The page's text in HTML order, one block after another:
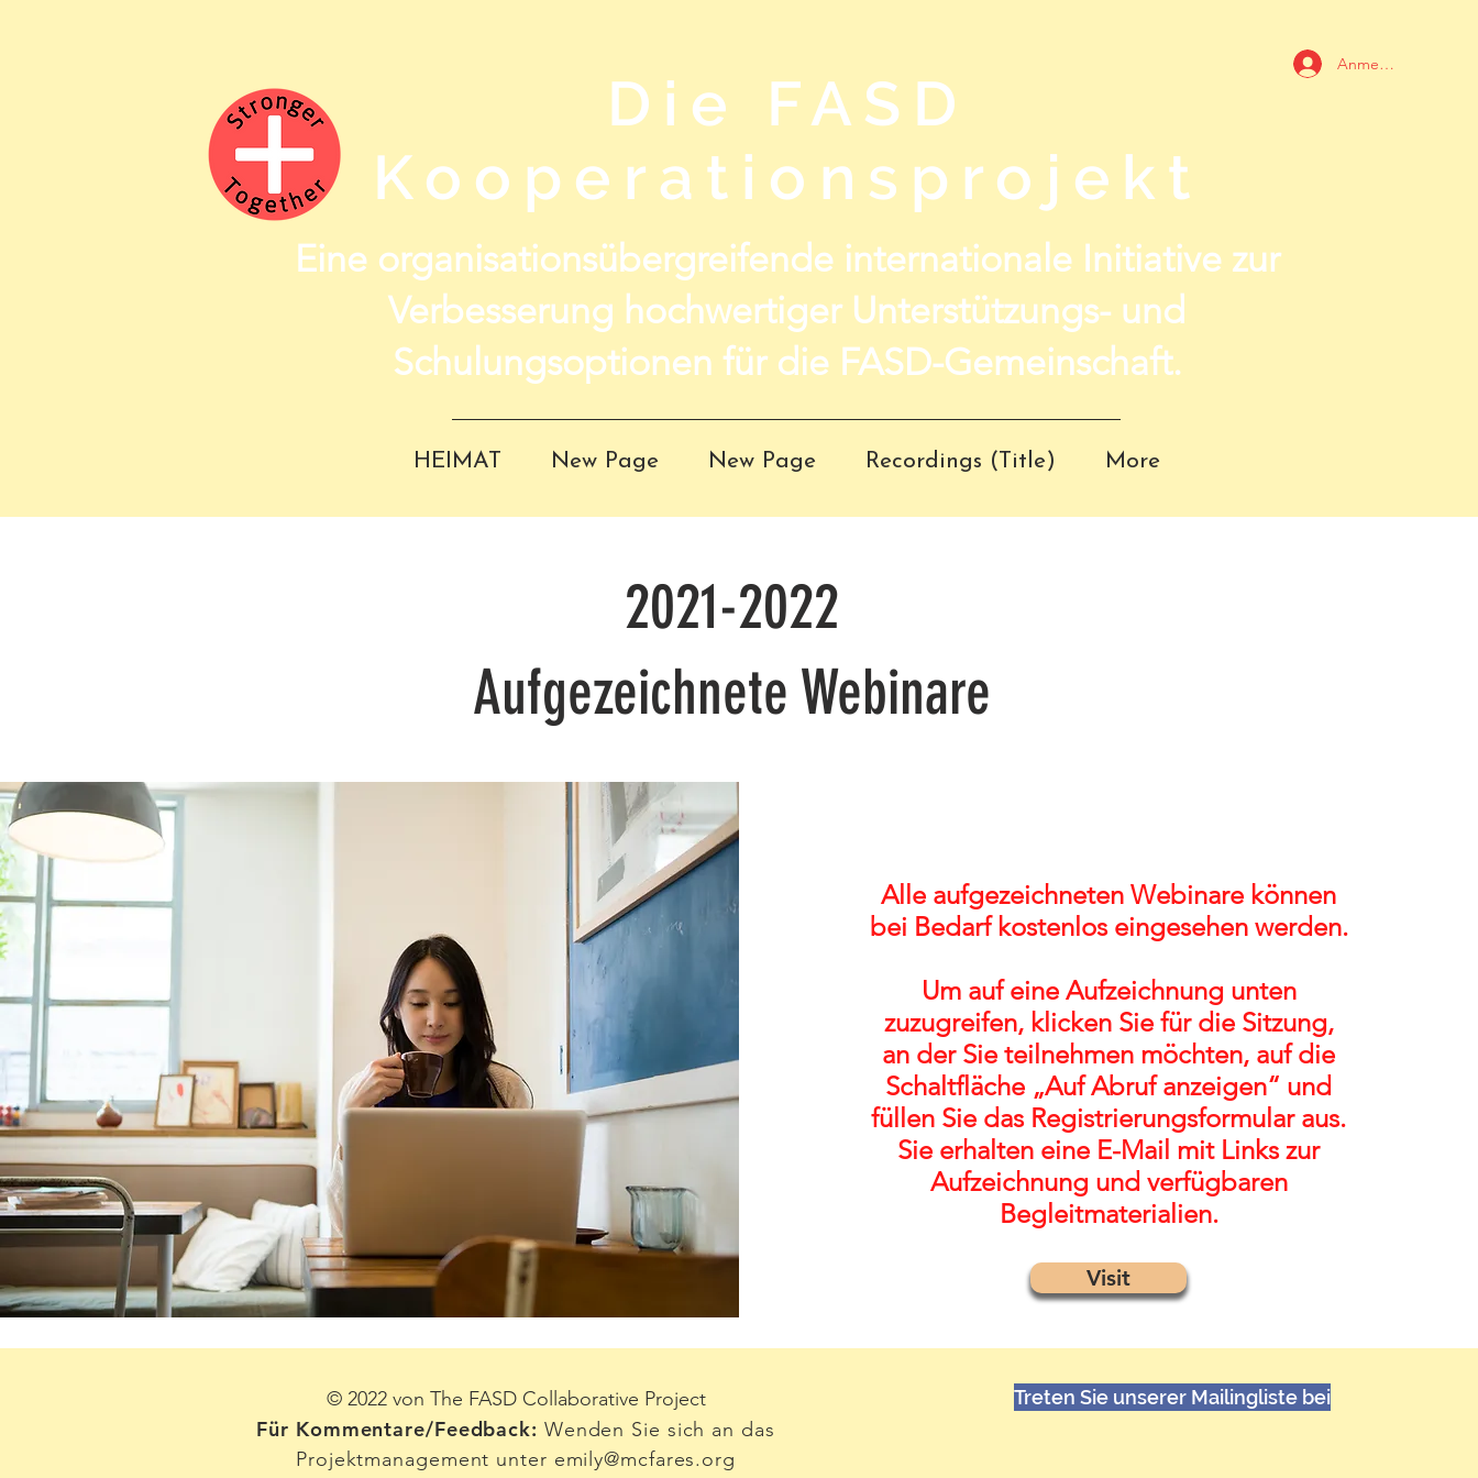
Die FASD
Kooperationsprojekt
Anmelden
Eine organisationsübergreifende internationale Initiative zur
Verbesserung hochwertiger Unterstützungs- und
Schulungsoptionen für die FASD-Gemeinschaft.
HEIMAT New Page New Page Recordings (Title) More
2021-2022
Aufgezeichnete Webinare
Alle aufgezeichneten Webinare können
bei Bedarf kostenlos eingesehen werden.
Um auf eine Aufzeichnung unten
zuzugreifen, klicken Sie für die Sitzung,
an der Sie teilnehmen möchten, auf die
Schaltfläche „Auf Abruf anzeigen“ und
füllen Sie das Registrierungsformular aus.
Sie erhalten eine E-Mail mit Links zur
Aufzeichnung und verfügbaren
Begleitmaterialien.
Visit
© 2022 von The FASD Collaborative Project
Für Kommentare/Feedback: Wenden Sie sich an das
Projektmanagement unter emily@mcfares.org
Treten Sie unserer Mailingliste bei